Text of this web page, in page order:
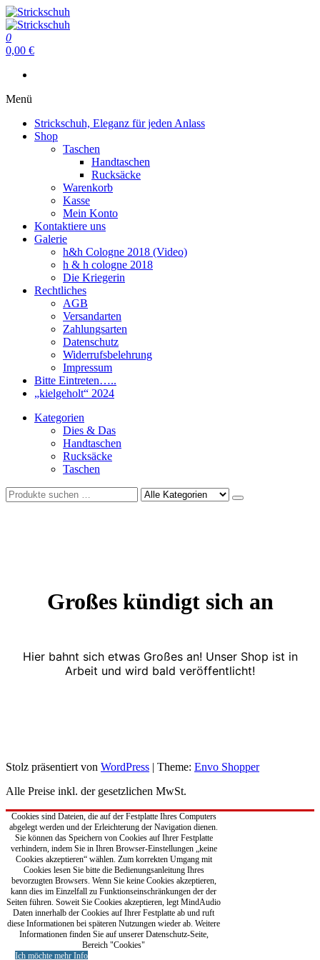
Zum
Inhalt
springen
Strickschuh
Strickschuh
0
0,00 €
Menü
Strickschuh, Eleganz für jeden Anlass
Shop
Taschen
Handtaschen
Rucksäcke
Warenkorb
Kasse
Mein Konto
Kontaktiere uns
Galerie
h&h Cologne 2018 (Video)
h & h cologne 2018
Die Kriegerin
Rechtliches
AGB
Versandarten
Zahlungsarten
Datenschutz
Widerrufsbelehrung
Impressum
Bitte Eintreten…..
„kielgeholt“ 2024
Kategorien
Dies & Das
Handtaschen
Rucksäcke
Taschen
Großes kündigt sich an
Hier bahnt sich etwas Großes an! Unser Shop ist in
Arbeit und wird bald veröffentlicht!
Stolz präsentiert von WordPress | Theme: Envo Shopper
Alle Preise inkl. der gesetzlichen MwSt.
Cookies sind Dateien, die auf der Festplatte Ihres Computers
abgelegt werden und der Erleichterung der Navigation dienen.
Sie können das Speichern von Cookies auf Ihrer Festplatte
verhindern, indem Sie in Ihren Browser-Einstellungen „keine
Cookies akzeptieren“ wählen. Zum korrekten Umgang mit
Cookies lesen Sie bitte die Bedienungsanleitung Ihres
bevorzugten Browsers. Wenn Sie keine Cookies akzeptieren,
kann dies im Einzelfall zu Funktionseinschränkungen der der
Seiten führen. Soweit Sie Cookies akzeptieren, legt MindAudio
Daten innerhalb der Cookies auf Ihrer Festplatte ab und ruft
diese Informationen bei späteren Nutzungen wieder ab. Weitere
Informationen finden Sie auf unserer Datenschutz-Seite,
Bereich "Cookies"
Ich möchte mehr Info